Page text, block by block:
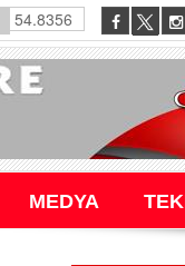
54.8356
MEDYA